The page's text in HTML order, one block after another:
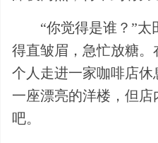
“你觉得是谁？”
得直皱眉，急忙放糖
个人走进一家咖啡店
一座漂亮的洋楼，但
吧。